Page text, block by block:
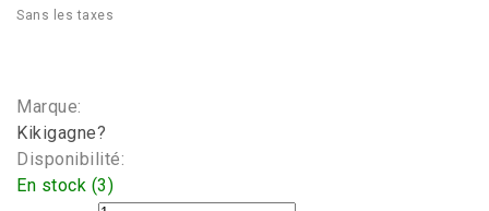
Sans les taxes
Marque:
Kikigagne?
Disponibilité:
En stock (3)